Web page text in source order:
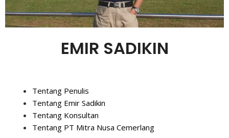
EMIR SADIKIN
Tentang Penulis
Tentang Emir Sadikin
Tentang Konsultan
Tentang PT Mitra Nusa Cemerlang